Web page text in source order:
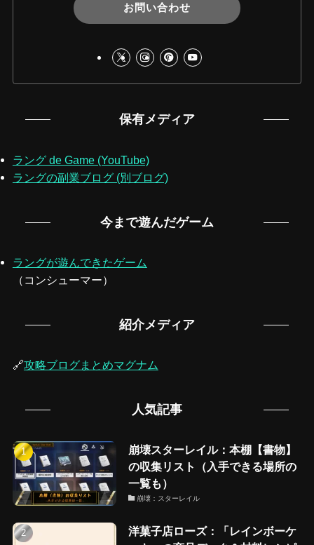
お問い合わせ
保有メディア
ラング de Game (YouTube)
ラングの副業ブログ (別ブログ)
今まで遊んだゲーム
ラングが遊んできたゲーム
（コンシューマー）
紹介メディア
🔗攻略ブログまとめマグナム
人気記事
崩壊スターレイル：本棚【書物】
の収集リスト（入手できる場所の
一覧も）
崩壊：スターレイル
洋菓子店ローズ：「レインボーケ